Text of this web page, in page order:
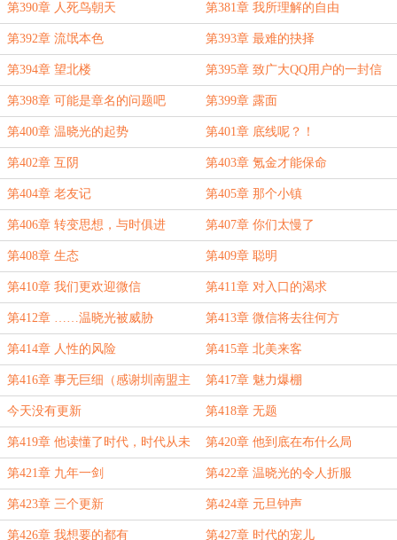
第390章 人死鸟朝天 第381章 我所理解的自由
第392章 流氓本色 第393章 最难的抉择
第394章 望北楼 第395章 致广大QQ用户的一封信
（一）
第398章 可能是章名的问题吧 第399章 露面
第400章 温晓光的起势 第401章 底线呢？！
第402章 互阴 第403章 氪金才能保命
第404章 老友记 第405章 那个小镇
第406章 转变思想，与时俱进 第407章 你们太慢了
第408章 生态 第409章 聪明
第410章 我们更欢迎微信 第411章 对入口的渴求
第412章 ……温晓光被威胁 第413章 微信将去往何方
第414章 人性的风险 第415章 北美来客
第416章 事无巨细（感谢圳南盟主
的打赏！）
第417章 魅力爆棚
今天没有更新 第418章 无题
第419章 他读懂了时代，时代从未
读懂他
第420章 他到底在布什么局
第421章 九年一剑 第422章 温晓光的令人折服
第423章 三个更新 第424章 元旦钟声
第426章 我想要的都有 第427章 时代的宠儿